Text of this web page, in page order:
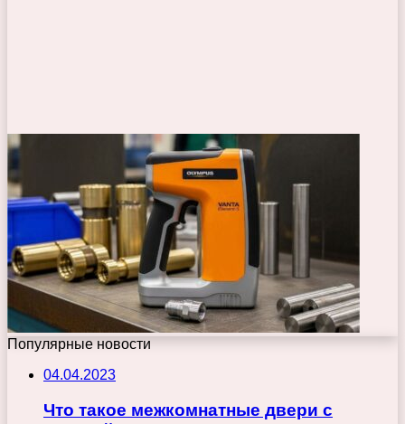
Популярные новости
04.04.2023
Что такое межкомнатные двери с